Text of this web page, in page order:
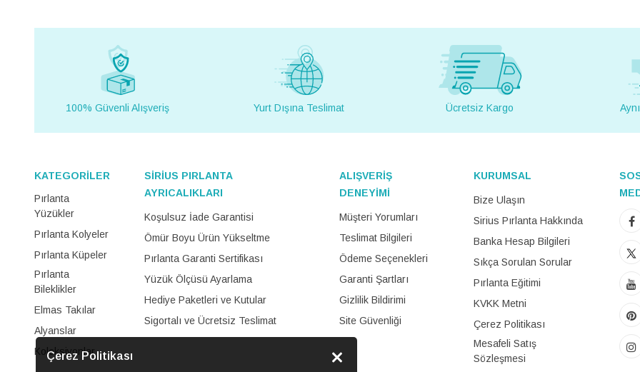
Çerez Politikası
100% Güvenli Alışveriş Yurt Dışına Teslimat Ücretsiz Kargo
KATEGORİLER
Pırlanta
Yüzükler
Pırlanta Kolyeler
Pırlanta Küpeler
Pırlanta
Bileklikler
Elmas Takılar
Alyanslar
Koleksiyonlar
SİRİUS PIRLANTA
AYRICALIKLARI
Koşulsuz İade Garantisi
Ömür Boyu Ürün Yükseltme
Pırlanta Garanti Sertifikası
Yüzük Ölçüsü Ayarlama
Hediye Paketleri ve Kutular
Sigortalı ve Ücretsiz Teslimat
ALIŞVERİŞ
DENEYİMİ
Müşteri Yorumları
Teslimat Bilgileri
Ödeme Seçenekleri
Garanti Şartları
Gizlilik Bildirimi
Site Güvenliği
KURUMSAL
Bize Ulaşın
Sirius Pırlanta Hakkında
Banka Hesap Bilgileri
Sıkça Sorulan Sorular
Pırlanta Eğitimi
KVKK Metni
Çerez Politikası
Mesafeli Satış
Sözleşmesi